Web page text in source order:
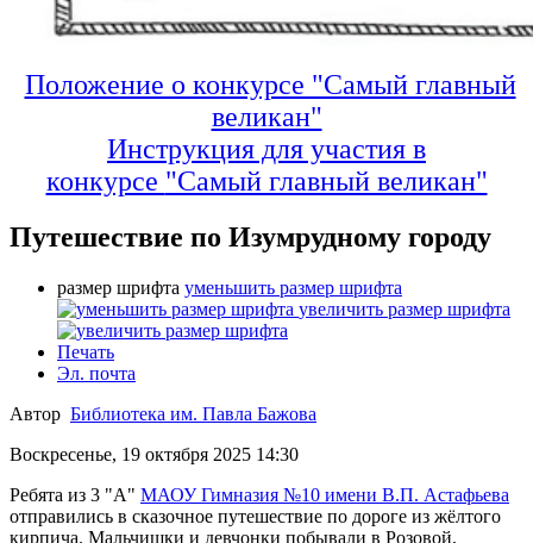
Положение о конкурсе "Самый главный
великан"
Инструкция для участия в
конкурсе "Самый главный великан"
Путешествие по Изумрудному городу
размер шрифта уменьшить размер шрифта
увеличить размер шрифта
Печать
Эл. почта
Автор Библиотека им. Павла Бажова
Воскресенье, 19 октября 2025 14:30
Ребята из 3 "А" МАОУ Гимназия №10 имени В.П. Астафьева
отправились в сказочное путешествие по дороге из жёлтого
кирпича. Мальчишки и девчонки побывали в Розовой,